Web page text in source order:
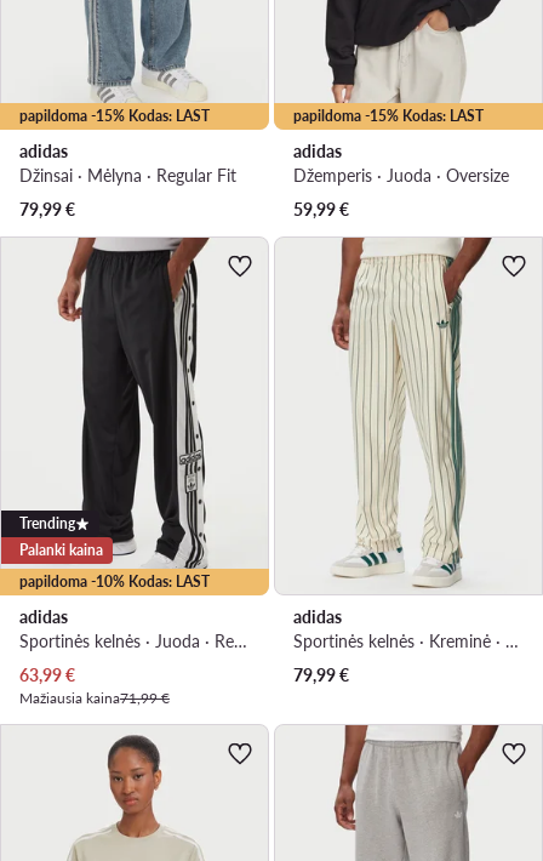
papildoma -15% Kodas: LAST
adidas
Džinsai · Mėlyna · Regular Fit
79,99€
papildoma -15% Kodas: LAST
adidas
Džemperis · Juoda · Oversize
59,99€
papildoma -10% Kodas: LAST
Trending
Palanki kaina
adidas
Sportinės kelnės · Juoda · Regular Fit
Dabartinė kaina
63,99€
Mažiausia kaina71,99 €
adidas
Sportinės kelnės · Kreminė · Regular Fit
79,99€